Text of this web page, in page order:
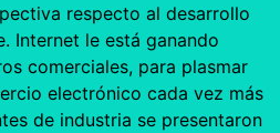
respecto al desarrollo
Internet le está ganando
comerciales, para plasmar
electrónico cada vez más
de industria se presentaron